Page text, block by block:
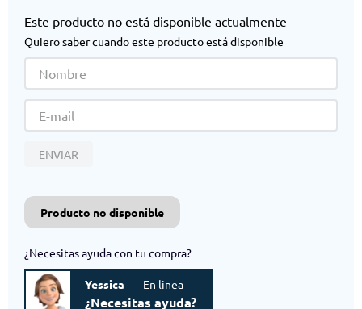
Este producto no está disponible actualmente
Quiero saber cuando este producto está disponible
ENVIAR
Producto no disponible
¿Necesitas ayuda con tu compra?
Yessica En linea
¿Necesitas ayuda?